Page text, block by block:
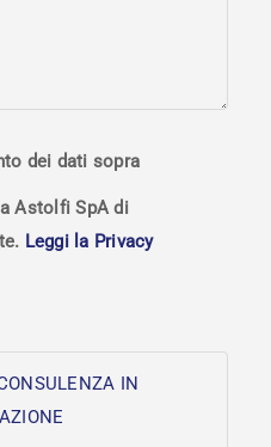
dei dati sopra
Astolfi SpA di
Leggi la Privacy
IN